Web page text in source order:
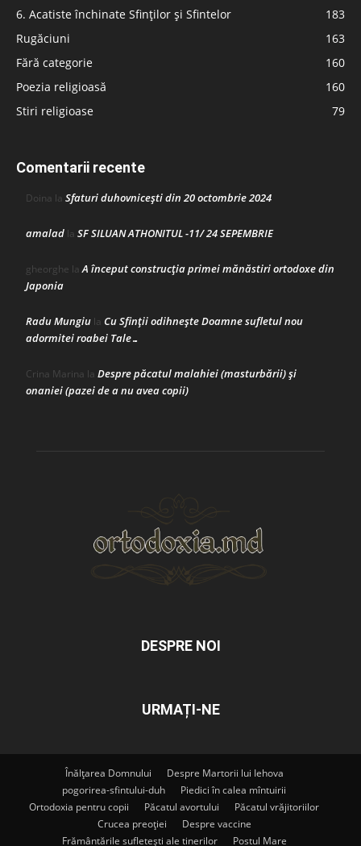
6. Acatiste închinate Sfinților și Sfintelor
183
Rugăciuni
163
Fără categorie
160
Poezia religioasă
160
Stiri religioase
79
Comentarii recente
Doina la Sfaturi duhovnicești din 20 octombrie 2024
amalad la SF SILUAN ATHONITUL -11/ 24 SEPEMBRIE
gheorghe laA început construcţia primei mănăstiri ortodoxe din
Japonia
Radu Mungiu la Cu Sfinții odihnește Doamne sufletul nou
adormitei roabei Tale…
Crina Marina la Despre păcatul malahiei (masturbării) şi
onaniei (pazei de a nu avea copii)
DESPRE NOI
URMAȚI-NE
Înălțarea Domnului
Despre Martorii lui Iehova
pogorirea-sfintului-duh
Piedici în calea mîntuirii
Ortodoxia pentru copii
Păcatul avortului
Păcatul vrăjitoriilor
Crucea preoției
Despre vaccine
Frământările sufletești ale tinerilor
Postul Mare